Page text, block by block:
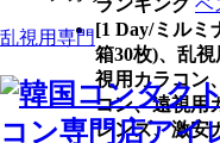
ランキング ベ
[1 Day/ミルミ
箱30枚)、乱
視用カラコン
コン、遠視用
レンズ、激安
乱視用専門